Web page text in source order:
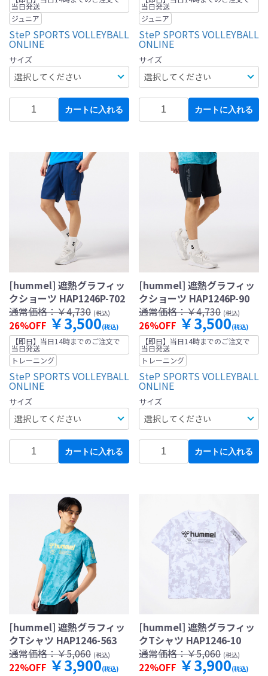
当日発送
ジュニア
SteP SPORTS VOLLEYBALL
ONLINE
サイズ
カートに入れる
当日発送
ジュニア
SteP SPORTS VOLLEYBALL
ONLINE
サイズ
カートに入れる
[hummel] 遮熱グラフィッ
クショーツ HAP1246P-702
通常価格：￥4,730 (税込)
26%OFF ￥3,500(税込)
【即日】当日14時までのご注文で
当日発送
トレーニング
SteP SPORTS VOLLEYBALL
ONLINE
サイズ
カートに入れる
[hummel] 遮熱グラフィッ
クショーツ HAP1246P-90
通常価格：￥4,730 (税込)
26%OFF ￥3,500(税込)
【即日】当日14時までのご注文で
当日発送
トレーニング
SteP SPORTS VOLLEYBALL
ONLINE
サイズ
カートに入れる
[hummel] 遮熱グラフィッ
クTシャツ HAP1246-563
通常価格：￥5,060 (税込)
22%OFF ￥3,900(税込)
[hummel] 遮熱グラフィッ
クTシャツ HAP1246-10
通常価格：￥5,060 (税込)
22%OFF ￥3,900(税込)